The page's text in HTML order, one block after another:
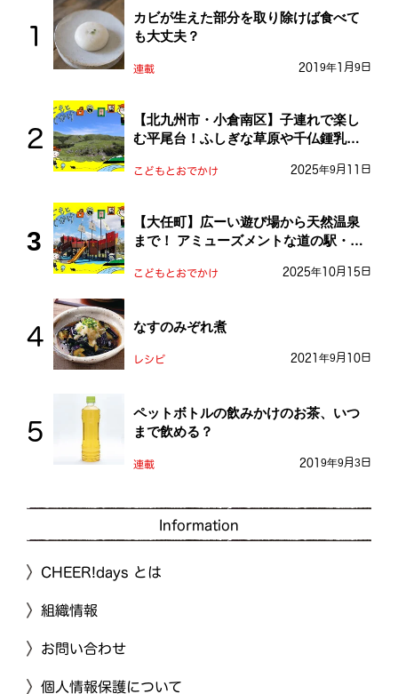
カビが生えた部分を取り除けば食べて
も大丈夫？
連載 2019年1月9日
【北九州市・小倉南区】子連れで楽し
む平尾台！ふしぎな草原や千仏鍾乳洞
こどもとおでかけ 2025年9月11日
【大任町】広ーい遊び場から天然温泉
まで！ アミューズメントな道の駅・お
こどもとおでかけ 2025年10月15日
なすのみぞれ煮
レシピ 2021年9月10日
ペットボトルの飲みかけのお茶、いつ
まで飲める？
連載 2019年9月3日
Information
CHEER!days とは
組織情報
お問い合わせ
個人情報保護について